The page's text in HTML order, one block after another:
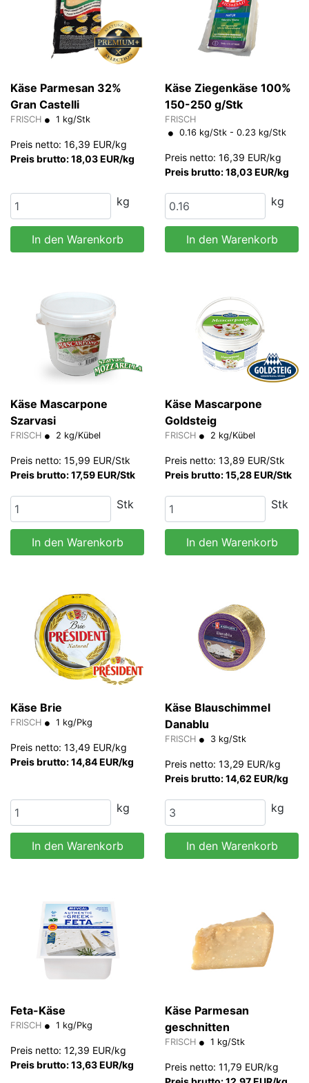
Käse Parmesan 32%
Gran Castelli
FRISCH 1 kg/Stk
Preis netto: 16,39 EUR/kg
Preis brutto: 18,03 EUR/kg
kg
In den Warenkorb
Käse Ziegenkäse 100%
150-250 g/Stk
FRISCH
0.16 kg/Stk - 0.23 kg/Stk
Preis netto: 16,39 EUR/kg
Preis brutto: 18,03 EUR/kg
kg
In den Warenkorb
Käse Mascarpone
Szarvasi
FRISCH 2 kg/Kübel
Preis netto: 15,99 EUR/Stk
Preis brutto: 17,59 EUR/Stk
Stk
In den Warenkorb
Käse Mascarpone
Goldsteig
FRISCH 2 kg/Kübel
Preis netto: 13,89 EUR/Stk
Preis brutto: 15,28 EUR/Stk
Stk
In den Warenkorb
Käse Brie
FRISCH 1 kg/Pkg
Preis netto: 13,49 EUR/kg
Preis brutto: 14,84 EUR/kg
kg
In den Warenkorb
Käse Blauschimmel
Danablu
FRISCH 3 kg/Stk
Preis netto: 13,29 EUR/kg
Preis brutto: 14,62 EUR/kg
kg
In den Warenkorb
Feta-Käse
FRISCH 1 kg/Pkg
Preis netto: 12,39 EUR/kg
Preis brutto: 13,63 EUR/kg
Käse Parmesan
geschnitten
FRISCH 1 kg/Stk
Preis netto: 11,79 EUR/kg